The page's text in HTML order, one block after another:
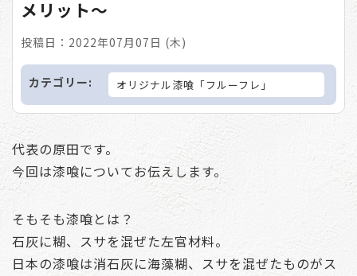
メリット～
投稿日：2022年07月07日 (木)
カテゴリー: オリジナル漆喰「フルーフレ」
代表の原田です。
今回は漆喰についてお伝えします。
そもそも漆喰とは？
石灰に糊、スサを混ぜた左官材料。
日本の漆喰は消石灰に海藻糊、スサを混ぜたものがス